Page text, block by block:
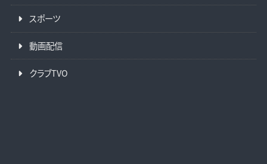
スポーツ
動画配信
クラブTVO